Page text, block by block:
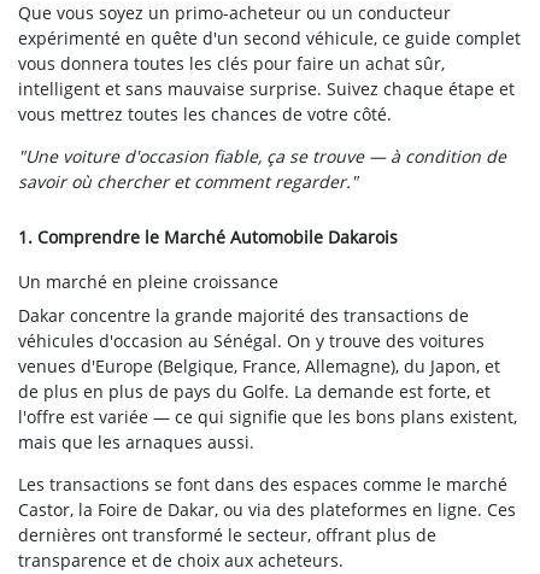
Que vous soyez un primo-acheteur ou un conducteur
expérimenté en quête d'un second véhicule, ce guide complet
vous donnera toutes les clés pour faire un achat sûr,
intelligent et sans mauvaise surprise. Suivez chaque étape et
vous mettrez toutes les chances de votre côté.
"Une voiture d'occasion fiable, ça se trouve — à condition de
savoir où chercher et comment regarder."
1. Comprendre le Marché Automobile Dakarois
Un marché en pleine croissance
Dakar concentre la grande majorité des transactions de
véhicules d'occasion au Sénégal. On y trouve des voitures
venues d'Europe (Belgique, France, Allemagne), du Japon, et
de plus en plus de pays du Golfe. La demande est forte, et
l'offre est variée — ce qui signifie que les bons plans existent,
mais que les arnaques aussi.
Les transactions se font dans des espaces comme le marché
Castor, la Foire de Dakar, ou via des plateformes en ligne. Ces
dernières ont transformé le secteur, offrant plus de
transparence et de choix aux acheteurs.